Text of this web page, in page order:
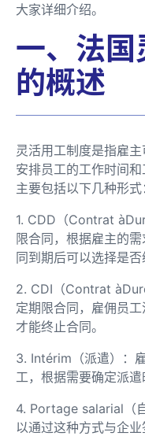
大家详细介绍。
一、法
的概述
灵活用工制度是指雇
安排员工的工作时间
主要包括以下几种形式
1. CDD（Contrat
限合同，根据雇主的
同到期后可以选择是否
2. CDI（Contrat
定期限合同，雇佣员
才能终止合同。
3. Intérim（派遣）：
工，根据需要确定派遣
4. Portage salarial（
以通过这种方式与企